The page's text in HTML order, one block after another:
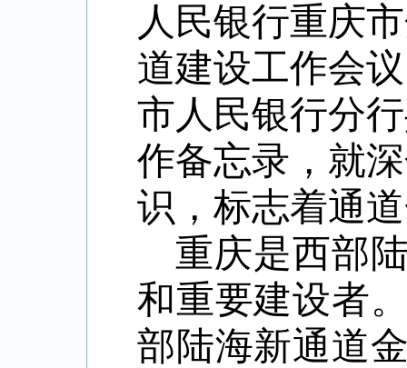
人民银行重庆
道建设工作会
市人民银行分
作备忘录，就
识，标志着通
重庆是西部
和重要建设者
部陆海新通道